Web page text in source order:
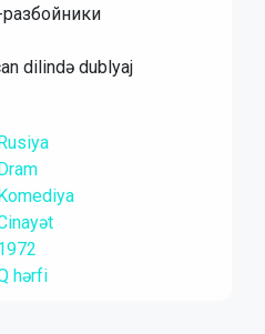
dilində dublyaj
hərfi